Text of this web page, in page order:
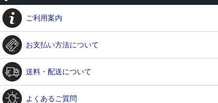
ご利用案内
お支払い方法について
送料・配送について
よくあるご質問